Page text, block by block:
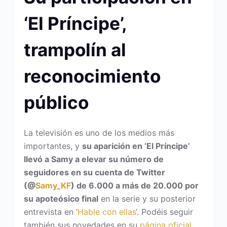
‘El Príncipe’,
trampolín al
reconocimiento
público
La televisión es uno de los medios más
importantes, y su aparición en ‘El Príncipe’
llevó a Samy a elevar su número de
seguidores en su cuenta de Twitter
(@Samy_KF) de 6.000 a más de 20.000 por
su apoteósico finalen la serie y su posterior
entrevista en ‘Hable con ellas‘. Podéis seguir
también sus novedades en su página oficial